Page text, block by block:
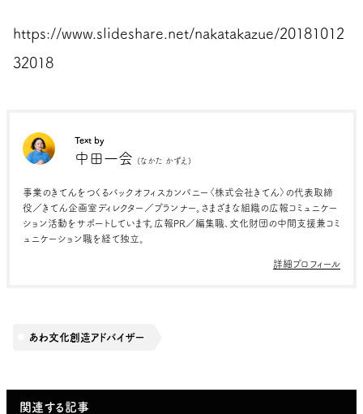
https://www.slideshare.net/nakatakazue/20181012
32018
Text by
中田一会 (なかた かずえ)
事業のきてんをつくるバックオフィスカンパニー〈株式会社きてん〉の代表取締
役／きてん企画室ディレクター／プランナー。さまざまな組織の広報コミュニケー
ション活動をサポートしています。広報PR／編集職、文化財団の中間支援兼コミ
ュニケーション職を経て独立。
詳細プロフィール
あわ文化創造アドバイザー
関連する記事